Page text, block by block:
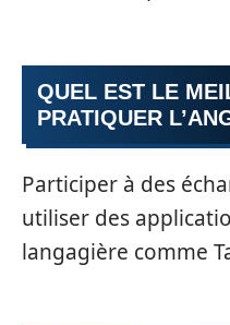
QUEL EST LE
PRATIQUER
Participer à des
utiliser des
langagière comme